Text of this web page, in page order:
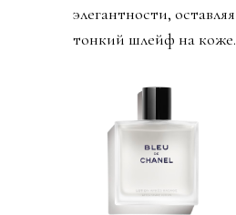
элегантности, оставляя
тонкий шлейф на коже.